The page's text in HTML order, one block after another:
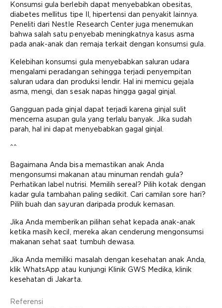
Konsumsi gula berlebih dapat menyebabkan obesitas,
diabetes mellitus tipe II, hipertensi dan penyakit lainnya.
Peneliti dari Nestle Research Center juga menemukan
bahwa salah satu penyebab meningkatnya kasus asma
pada anak-anak dan remaja terkait dengan konsumsi gula.
Kelebihan konsumsi gula menyebabkan saluran udara
mengalami peradangan sehingga terjadi penyempitan
saluran udara dan produksi lendir. Hal ini memicu gejala
asma, mengi, dan sesak napas hingga gagal ginjal.
Gangguan pada ginjal dapat terjadi karena ginjal sulit
mencerna asupan gula yang terlalu banyak. Jika sudah
parah, hal ini dapat menyebabkan gagal ginjal.
^^
Bagaimana Anda bisa memastikan anak Anda
mengonsumsi makanan atau minuman rendah gula?
Perhatikan label nutrisi. Memilih sereal? Pilih kotak dengan
kadar gula tambahan paling sedikit. Cari camilan sore hari?
Pilih buah dan sayuran daripada produk kemasan.
Jika Anda memberikan pilihan sehat kepada anak-anak
ketika masih kecil, mereka akan cenderung mengonsumsi
makanan sehat saat tumbuh dewasa.
Jika Anda memiliki masalah dengan kesehatan anak Anda,
klik WhatsApp atau kunjungi Klinik GWS Medika, klinik
kesehatan di Jakarta.
Referensi